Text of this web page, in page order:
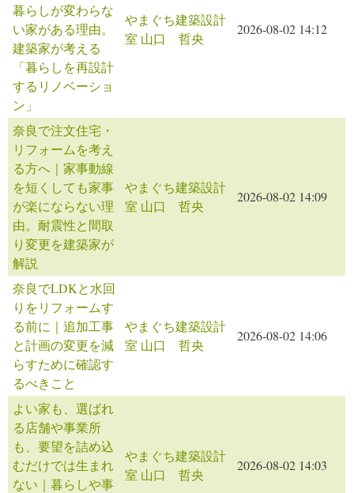
暮らしが変わらな
い家がある理由。
建築家が考える
「暮らしを再設計
するリノベーショ
ン」
やまぐち建築設計
室 山口 哲央
2026-08-02 14:12
奈良で注文住宅・
リフォームを考え
る方へ｜家事動線
を短くしても家事
が楽にならない理
由。耐震性と間取
り変更を建築家が
解説
やまぐち建築設計
室 山口 哲央
2026-08-02 14:09
奈良でLDKと水回
りをリフォームす
る前に｜追加工事
と計画の変更を減
らすために確認す
るべきこと
やまぐち建築設計
室 山口 哲央
2026-08-02 14:06
よい家も、選ばれ
る店舗や事業所
も、要望を詰め込
むだけでは生まれ
ない｜暮らしや事
やまぐち建築設計
室 山口 哲央
2026-08-02 14:03